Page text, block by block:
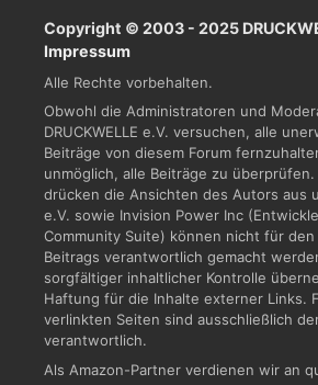
Copyright © 2003 - 2025
Impressum
Alle Rechte vorbehalten.
Obwohl die Administratoren und
DRUCKWELLE e.V. versuchen, alle
Beiträge von diesem Forum
unmöglich, alle Beiträge zu überprüfen.
drücken die Ansichten des Autors aus
e.V. sowie Invision Power Inc
Community Suite) können nicht für den
Beitrags verantwortlich gemacht
sorgfältiger inhaltlicher Kontrolle
Haftung für die Inhalte externer Links.
verlinkten Seiten sind ausschließlich
verantwortlich.
Als Amazon-Partner verdienen wir an